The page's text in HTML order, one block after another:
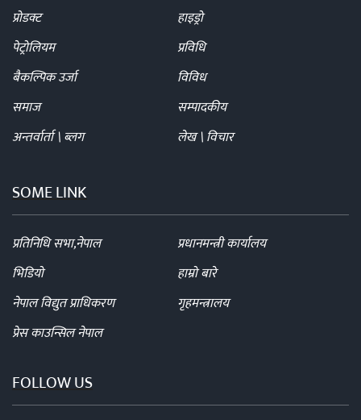
प्रोडक्ट
हाइड्रो
पेट्रोलियम
प्रविधि
बैकल्पिक उर्जा
विविध
समाज
सम्पादकीय
अन्तर्वार्ता \ ब्लग
लेख \ विचार
SOME LINK
प्रतिनिधि सभा,नेपाल
प्रधानमन्त्री कार्यालय
भिडियो
हाम्रो बारे
नेपाल विद्युत प्राधिकरण
गृहमन्त्रालय
प्रेस काउन्सिल नेपाल
FOLLOW US